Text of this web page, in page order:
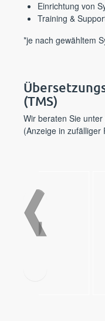
Einrichtung von
Training &
*je nach gewähltem
(TMS)
Wir beraten Sie
(Anzeige in zufälliger